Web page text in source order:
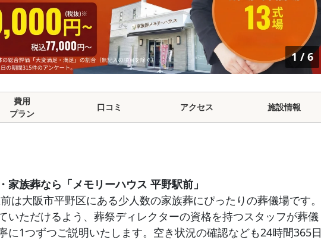
1/6
費用
プラン
口コミ アクセス 施設情報
家族葬なら「メモリーハウス 平野駅前」
は大阪市平野区にある少人数の家族葬にぴったりの葬儀場です。
いただけるよう、葬祭ディレクターの資格を持つスタッフが葬儀
に1つずつご説明いたします。空き状況の確認なども24時間365日